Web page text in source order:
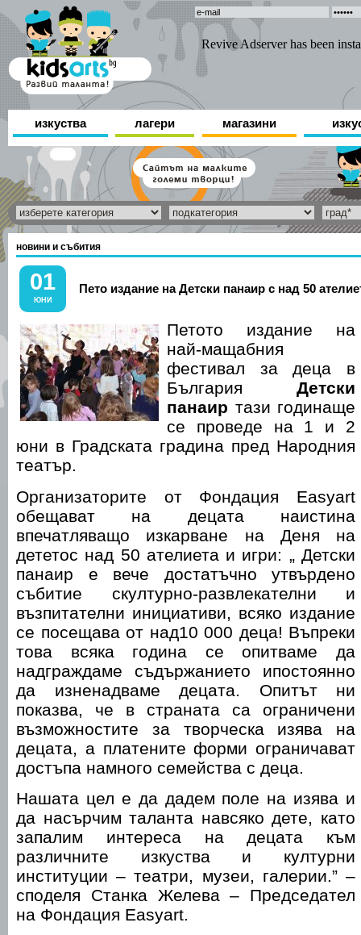
изкуства лагери магазини
новини и събития
01
ЮНИ
Пето издание на Детски панаир с над 50
Петото издание на
най-мащабния
фестивал за деца в
България Детски
панаир тази годинаще
се проведе на 1 и 2
юни в Градската градина пред Народния
театър.
Организаторите от Фондация Easyart
обещават на децата наистина
впечатляващо изкарване на Деня на
дететос над 50 ателиета и игри: „ Детски
панаир е вече достатъчно утвърдено
събитие скултурно-развлекателни и
възпитателни инициативи, всяко издание
се посещава от над10 000 деца! Въпреки
това всяка година се опитваме да
надграждаме съдържанието ипостоянно
да изненадваме децата. Опитът ни
показва, че в страната са ограничени
възможностите за творческа изява на
децата, а платените форми ограничават
достъпа намного семейства с деца.
Нашата цел е да дадем поле на изява и
да насърчим таланта навсяко дете, като
запалим интереса на децата към
различните изкуства и културни
институции – театри, музеи, галерии.” –
споделя Станка Желева – Председател
на Фондация Easyart.